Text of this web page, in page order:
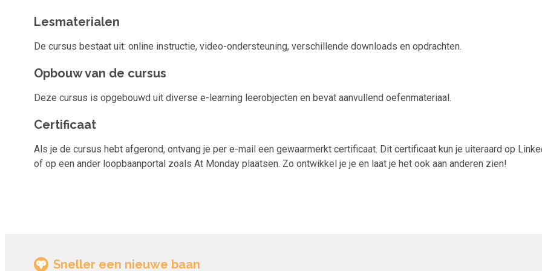
Lesmaterialen
De cursus bestaat uit: online instructie, video-ondersteuning, verschillende downloads en opdrachten.
Opbouw van de cursus
Deze cursus is opgebouwd uit diverse e-learning leerobjecten en bevat aanvullend oefenmateriaal.
Certificaat
Als je de cursus hebt afgerond, ontvang je per e-mail een gewaarmerkt certificaat. Dit certificaat kun je uiteraard op
of op een ander loopbaanportal zoals At Monday plaatsen. Zo ontwikkel je je en laat je het ook aan anderen zien!
Sneller een nieuwe baan